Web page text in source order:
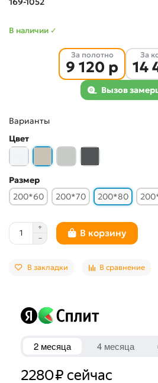
В наличии ✓
За полотно
9 120 р
За
14
Вызов
Варианты
Цвет
Размер
200*60
200*70 200*80
В корзину
В закладки В сравнение